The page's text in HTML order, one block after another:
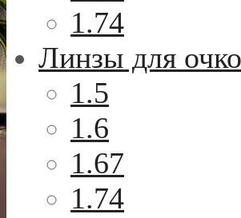
1.74
Линзы для
1.5
1.6
1.67
1.74